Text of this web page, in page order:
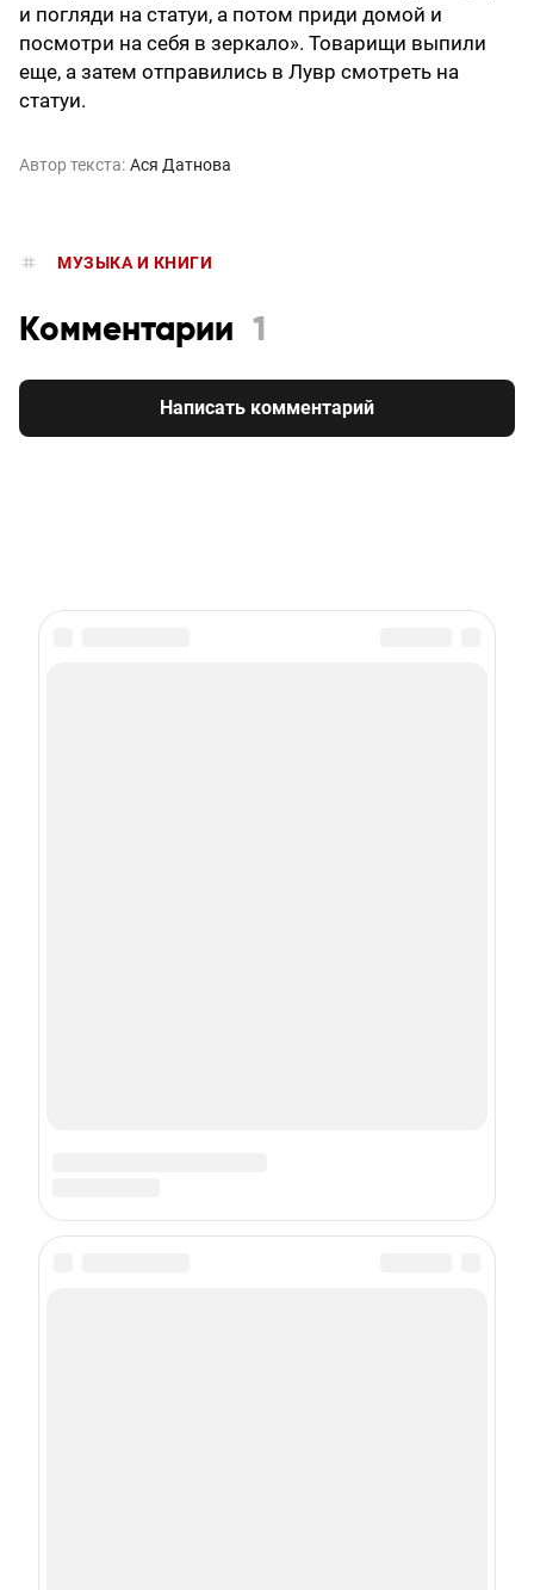
и погляди на статуи, а потом приди домой и
посмотри на себя в зеркало». Товарищи выпили
еще, а затем отправились в Лувр смот­реть на
статуи.
Автор текста: Ася Датнова
МУЗЫКА И КНИГИ
Комментарии 1
Написать комментарий